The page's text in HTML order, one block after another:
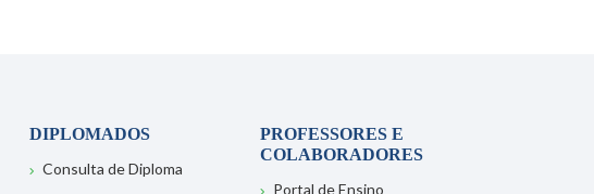
DIPLOMADOS
Consulta de Diploma
PROFESSORES E
COLABORADORES
Portal de Ensino